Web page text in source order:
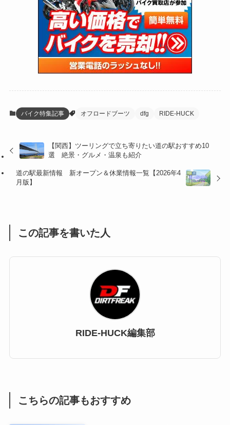
(12)
(63)
(109)
(46)
(15)
(5)
(6)
(17)
(5)
(32)
(131)
(21)
(61)
(98)
(13)
(60)
(274)
(171)
(38)
(47)
(59)
(36)
(47)
(204)
(34)
(35)
(41)
(19)
(12)
(16)
(8)
(16)
バイク特集記事 オフロードブーツ dfg RIDE-HUCK
【関西】ツーリングで立ち寄りたい道の駅おすすめ10
選 絶景・グルメ・温泉も紹介
道の駅最新情報 新オープン＆休業情報一覧【2026年4
月版】
この記事を書いた人
RIDE-HUCK編集部
こちらの記事もおすすめ